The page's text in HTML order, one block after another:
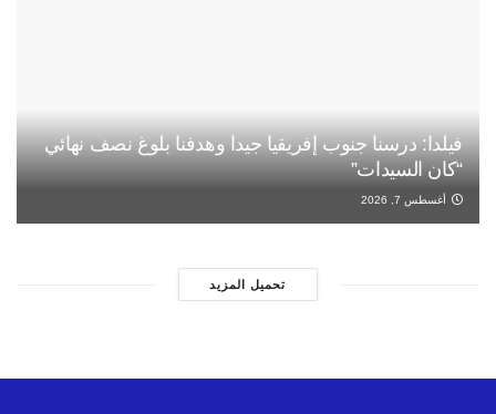
فيلدا: درسنا جنوب إفريقيا جيدا وهدفنا بلوغ نصف نهائي
“كان السيدات”
أغسطس 7, 2026
تحميل المزيد